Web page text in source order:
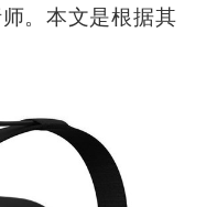
。本文是根据其